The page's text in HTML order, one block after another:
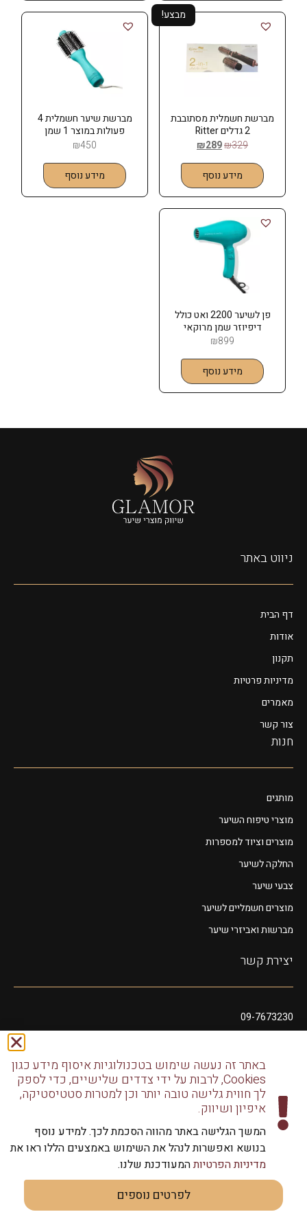
מבצע!
מברשת חשמלית מסתובבת
2 גדלים Ritter
₪329
₪289
מידע נוסף
מברשת שיער חשמלית 4
פעולות במוצר 1 שמן
₪450
מידע נוסף
פן לשיער 2200 ואט כולל
דיפיוזר שמן מרוקאי
MOROCCANOIL
₪899
מידע נוסף
ניווט באתר
דף הבית
אודות
תקנון
מדיניות פרטיות
מאמרים
צור קשר
חנות
מותגים
מוצרי טיפוח השיער
מוצרים וציוד למספרות
החלקה לשיער
צבעי שיער
מוצרים חשמליים לשיער
מברשות ואביזרי שיער
יצירת קשר
09-7673230
glamorcosmeticss@gmail.com
שושנה דמארי 10, מתחם פיאנו נתניה
דודו דותן 10, נתניה
כל הזכויות שמורות לגלמור שיווק מוצרי שיער | שיווק למספרות
וליחידים
באתר זה נעשה שימוש בטכנולוגיות איסוף מידע כגון
Cookies, לרבות על ידי צדדים שלישיים, כדי לספק
לך חווית גלישה טובה יותר וכן למטרות סטטיסטיקה,
איפיון ושיווק.
המשך הגלישה באתר מהווה הסכמת לכך. למידע נוסף
בנושא ואפשרות לנהל את השימוש באמצעים הללו ראו את
מדיניות הפרטיותהמעודכנת שלנו.
לפרטים נוספים